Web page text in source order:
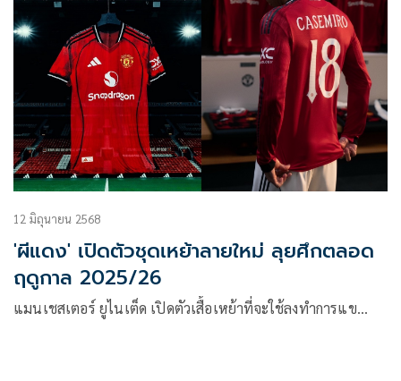
12 มิถุนายน 2568
'ผีแดง' เปิดตัวชุดเหย้าลายใหม่ ลุยศึกตลอด
ฤดูกาล 2025/26
แมนเชสเตอร์ ยูไนเต็ด เปิดตัวเสื้อเหย้าที่จะใช้ลงทำการแข…